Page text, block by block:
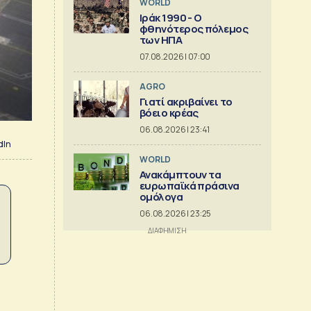
WORLD
Ιράκ 1990 - Ο
φθηνότερος πόλεμος
των ΗΠΑ
07.08.2026 | 07:00
AGRO
Γιατί ακριβαίνει το
βόειο κρέας
06.08.2026 | 23:41
WORLD
Ανακάμπτουν τα
ευρωπαϊκά πράσινα
ομόλογα
06.08.2026 | 23:25